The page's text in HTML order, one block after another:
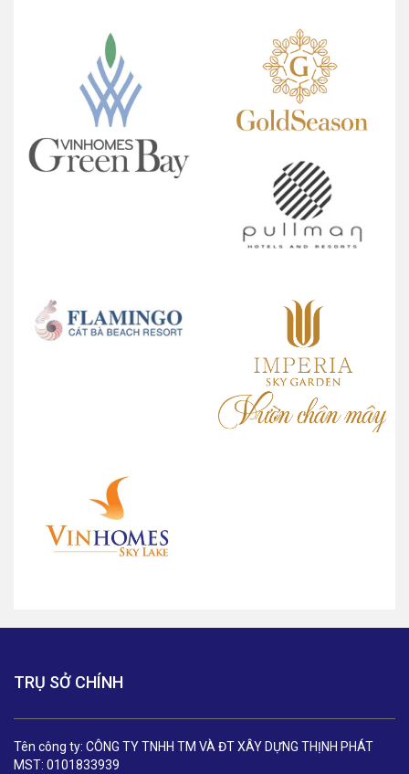
TRỤ SỞ CHÍNH
Tên công ty: CÔNG TY TNHH TM VÀ ĐT XÂY DỰNG THỊNH PHÁT
MST: 0101833939